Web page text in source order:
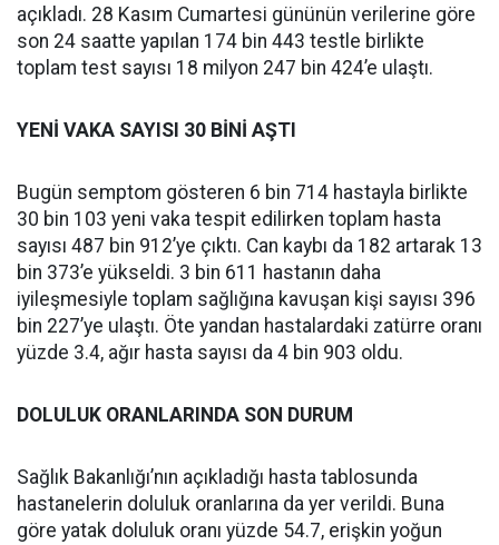
açıkladı. 28 Kasım Cumartesi gününün verilerine göre
son 24 saatte yapılan 174 bin 443 testle birlikte
toplam test sayısı 18 milyon 247 bin 424’e ulaştı.
YENİ VAKA SAYISI 30 BİNİ AŞTI
Bugün semptom gösteren 6 bin 714 hastayla birlikte
30 bin 103 yeni vaka tespit edilirken toplam hasta
sayısı 487 bin 912’ye çıktı. Can kaybı da 182 artarak 13
bin 373’e yükseldi. 3 bin 611 hastanın daha
iyileşmesiyle toplam sağlığına kavuşan kişi sayısı 396
bin 227’ye ulaştı. Öte yandan hastalardaki zatürre oranı
yüzde 3.4, ağır hasta sayısı da 4 bin 903 oldu.
DOLULUK ORANLARINDA SON DURUM
Sağlık Bakanlığı’nın açıkladığı hasta tablosunda
hastanelerin doluluk oranlarına da yer verildi. Buna
göre yatak doluluk oranı yüzde 54.7, erişkin yoğun